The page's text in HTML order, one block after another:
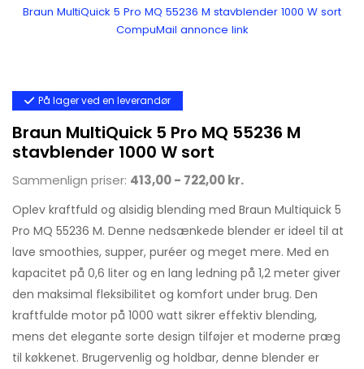
Braun MultiQuick 5 Pro MQ 55236 M stavblender 1000 W sort
CompuMail annonce link
På lager ved en leverandør
Braun MultiQuick 5 Pro MQ 55236 M
stavblender 1000 W sort
Sammenlign priser: 413,00 - 722,00 kr.
Oplev kraftfuld og alsidig blending med Braun Multiquick 5
Pro MQ 55236 M. Denne nedsænkede blender er ideel til at
lave smoothies, supper, puréer og meget mere. Med en
kapacitet på 0,6 liter og en lang ledning på 1,2 meter giver
den maksimal fleksibilitet og komfort under brug. Den
kraftfulde motor på 1000 watt sikrer effektiv blending,
mens det elegante sorte design tilføjer et moderne præg
til køkkenet. Brugervenlig og holdbar, denne blender er